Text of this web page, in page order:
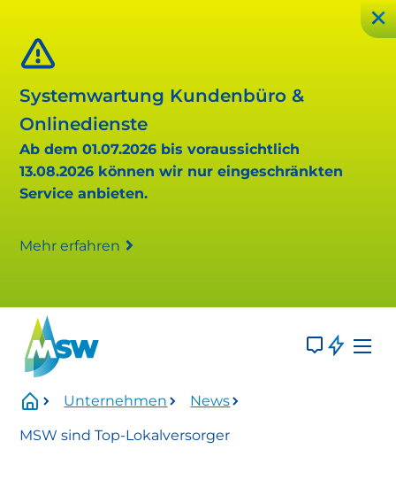
Systemwartung Kundenbüro &
Onlinedienste
Ab dem 01.07.2026 bis voraussichtlich
13.08.2026 können wir nur eingeschränkten
Service anbieten.
Mehr erfahren
Mittwoch, 01.07.2026 Uhr bis voraussichtlich
Unternehmen News
MSW sind Top-Lokalversorger